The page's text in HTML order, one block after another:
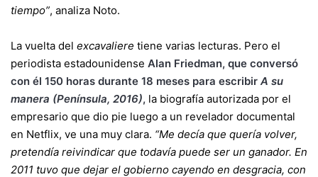
tiempo”, analiza Noto.
La vuelta del excavaliere tiene varias lecturas. Pero el
periodista estadounidense Alan Friedman, que conversó
con él 150 horas durante 18 meses para escribir A su
manera (Península, 2016), la biografía autorizada por el
empresario que dio pie luego a un revelador documental
en Netflix, ve una muy clara. “Me decía que quería volver,
pretendía reivindicar que todavía puede ser un ganador. En
2011 tuvo que dejar el gobierno cayendo en desgracia, con